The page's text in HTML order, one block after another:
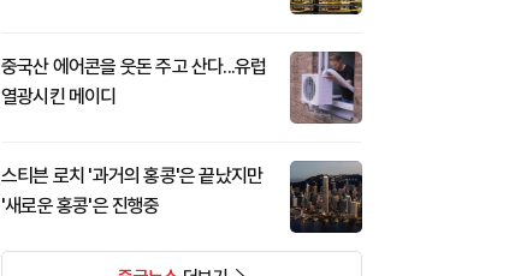
중국산 에어콘을 웃돈 주고 산다...유럽
열광시킨 메이디
스티븐 로치 '과거의 홍콩'은 끝났지만
'새로운 홍콩'은 진행중